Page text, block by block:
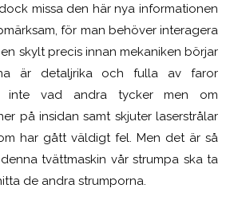
missa den här nya informationen
för man behöver interagera
skylt precis innan mekaniken börjar
är detaljrika och fulla av faror
inte vad andra tycker men om
på insidan samt skjuter laserstrålar
har gått väldigt fel. Men det är så
tvättmaskin vår strumpa ska ta
de andra strumporna.